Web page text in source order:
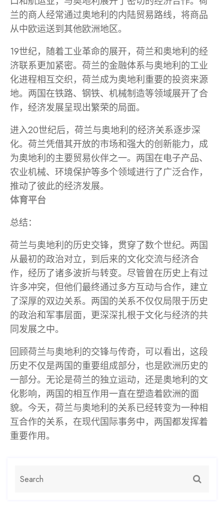
兰的商人经常通过奥地利的内陆贸易路线，将商品
从中欧运送到其他欧洲地区。
19世纪，随着工业革命的展开，荷兰和奥地利的经
济联系更加紧密。荷兰的金融体系与奥地利的工业
化进程相互交织，荷兰成为奥地利重要的投资来源
地。两国在铁路、钢铁、机械制造等领域展开了合
作，经济发展呈现出繁荣的局面。
进入20世纪后，荷兰与奥地利的经济关系逐步深
化。荷兰凭借其开放的市场和强大的创新能力，成
为奥地利的主要贸易伙伴之一。两国在电子产品、
农业机械、环境保护等多个领域进行了广泛合作，
推动了彼此的经济发展。
体育平台
总结：
荷兰与奥地利的历史交锋，贯穿了数个世纪。两国
从最初的政治对立，到后来的文化交流与经济合
作，经历了诸多波折与转变。尽管曾在历史上有过
许多冲突，但他们最终通过多方互动与合作，建立
了深厚的双边关系。两国的关系不仅仅局限于历史
的政治和军事层面，更深深扎根于文化与经济的共
同发展之中。
回顾荷兰与奥地利的交锋与传奇，可以看出，这段
历史不仅是两国的重要组成部分，也是欧洲历史的
一部分。无论是荷兰的独立运动，还是奥地利的文
化影响，两国的相互作用一直在塑造着欧洲的面
貌。今天，荷兰与奥地利的关系已经转变为一种相
互合作的关系，在现代国际事务中，两国都发挥着
重要作用。